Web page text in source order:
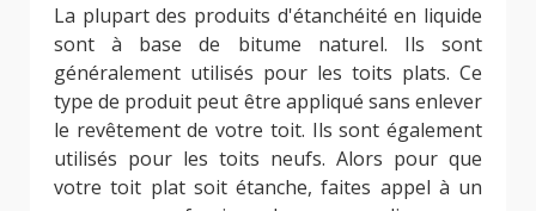
La plupart des produits d'étanchéité en liquide
sont à base de bitume naturel. Ils sont
généralement utilisés pour les toits plats. Ce
type de produit peut être appliqué sans enlever
le revêtement de votre toit. Ils sont également
utilisés pour les toits neufs. Alors pour que
votre toit plat soit étanche, faites appel à un